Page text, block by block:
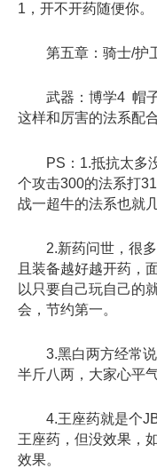
1，开不开药随便你。
第五章：骑士/护卫
武器：博学4 帽子
这样和厉害的法系配
PS：1.抵抗太多没
个攻击300的法系打
战一超牛的法系也就几
2.新药问世，很多
且装备越好越开药，
以只要自己玩自己的
会，节约第一。
3.黑白两方经常说
半斤八两，大家心平
4.王座药就是个JB
王座药，但没效果，
效果。